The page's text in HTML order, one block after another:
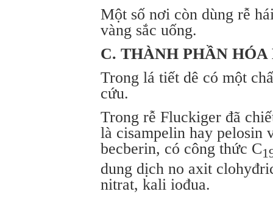
Một số nơi còn dùng rễ
vàng sắc uống.
C. THÀNH PHẦN HÓA
Trong lá tiết dê có một
cứu.
Trong rễ Fluckiger đã
là cisampelin hay pelosin
becberin, có công thức C
dung dịch no axit
nitrat, kali iođua.